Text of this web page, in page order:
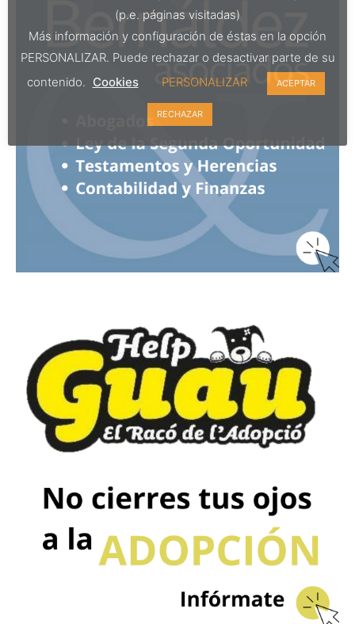
(p.e. páginas visitadas)
Más información y configuración de éstas en la opción
PERSONALIZAR. Puede rechazar o desactivar parte de su
contenido. Cookies PERSONALIZAR ACEPTAR
RECHAZAR